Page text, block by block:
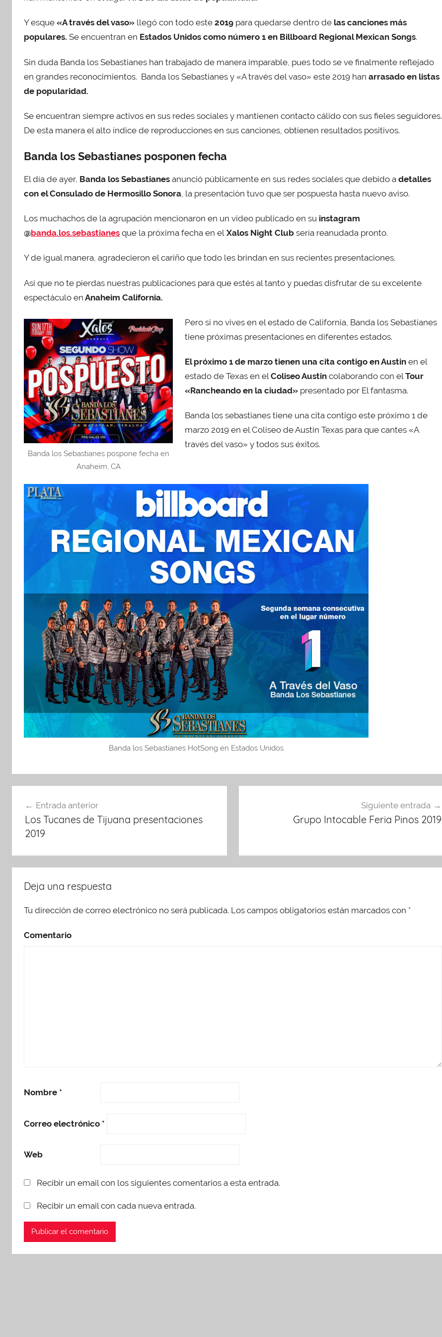
c
a
o
e
n
e
b
e
o
1
,
2
1
Y esque «A través del vaso» llegó con todo este 2019 para quedarse dentro de las canciones más
populares. Se encuentran en Estados Unidos como número 1 en Billboard Regional Mexican Songs.
Sin duda Banda los Sebastianes han trabajado de manera imparable, pues todo se ve finalmente reflejado
en grandes reconocimientos. Banda los Sebastianes y «A través del vaso» este 2019 han arrasado en listas
de popularidad.
Se encuentran siempre activos en sus redes sociales y mantienen contacto cálido con sus fieles seguidores.
De esta manera el alto índice de reproducciones en sus canciones, obtienen resultados positivos.
Banda los Sebastianes posponen fecha
El día de ayer, Banda los Sebastianes anunció públicamente en sus redes sociales que debido a detalles
con el Consulado de Hermosillo Sonora , la presentación tuvo que ser pospuesta hasta nuevo aviso.
Los muchachos de la agrupación mencionaron en un video publicado en su instagram
@banda.los.sebastianes que la próxima fecha en el Xalos Night Club sería reanudada pronto.
Y de igual manera, agradecieron el cariño que todo les brindan en sus recientes presentaciones.
Asi que no te pierdas nuestras publicaciones para que estés al tanto y puedas disfrutar de su excelente
espectáculo en Anaheim California.
Banda los Sebastianes pospone fecha en
Anaheim, CA
Pero si no vives en el estado de California, Banda los Sebastianes
tiene próximas presentaciones en diferentes estados.
El próximo 1 de marzo tienen una cita contigo en Austin en el
estado de Texas en elColiseo Austin colaborando con elTour
«Rancheando en la ciudad» presentado por El fantasma.
Banda los sebastianes tiene una cita contigo este próximo 1 de
marzo 2019 en el Coliseo de Austin Texas para que cantes «A
través del vaso» y todos sus éxitos.
Banda los Sebastianes HotSong en Estados Unidos
de
entradas
Entrada anterior
Los Tucanes de Tijuana presentaciones
2019
Siguiente entrada
Grupo Intocable Feria Pinos 2019
Deja una respuesta
Tu dirección de correo electrónico no será publicada. Los campos obligatorios están marcados con *
Comentario
Nombre *
Correo electrónico *
Web
Recibir un email con los siguientes comentarios a esta entrada.
Recibir un email con cada nueva entrada.